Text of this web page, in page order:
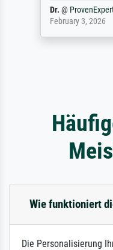
Dr. @
February 3, 2026
Wie funktioniert
Die Personalisierung